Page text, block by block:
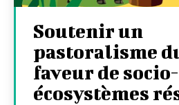
Soutenir un
pastoralisme
faveur de socio-
écosystèmes